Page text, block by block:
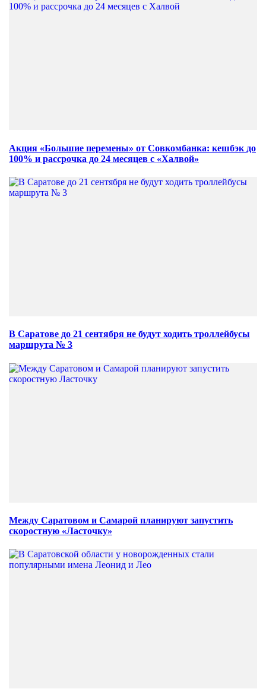
Акция «Большие перемены» от Совкомбанка: кешбэк до
100% и рассрочка до 24 месяцев с «Халвой»
В Саратове до 21 сентября не будут ходить троллейбусы
маршрута № 3
Между Саратовом и Самарой планируют запустить
скоростную «Ласточку»